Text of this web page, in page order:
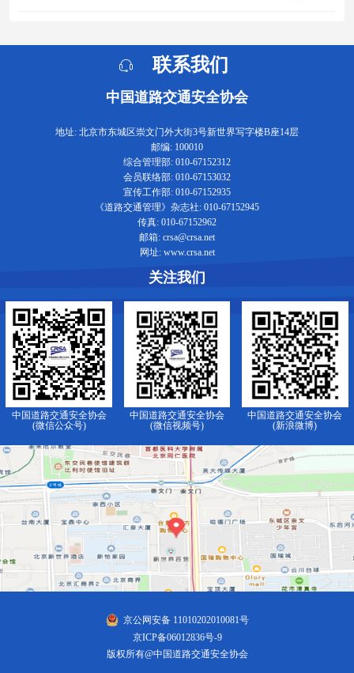
联系我们
中国道路交通安全协会
地址: 北京市东城区崇文门外大街3号新世界写字楼B座14层
邮编: 100010
综合管理部: 010-67152312
会员联络部: 010-67153032
宣传工作部: 010-67152935
《道路交通管理》杂志社: 010-67152945
传真: 010-67152962
邮箱: crsa@crsa.net
网址: www.crsa.net
关注我们
中国道路交通安全协会
(微信公众号)
中国道路交通安全协会
(微信视频号)
中国道路交通安全协会
(新浪微博)
京公网安备 11010202010081号
京ICP备06012836号-9
版权所有@中国道路交通安全协会